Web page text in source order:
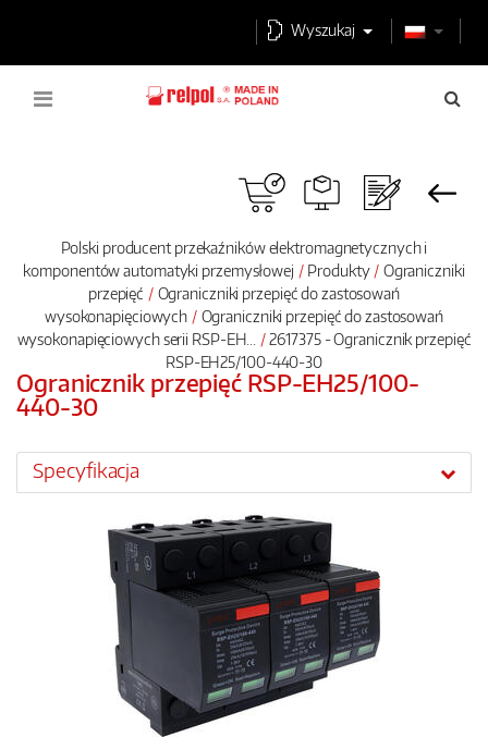
Wyszukaj
Polski producent przekaźników elektromagnetycznych i
komponentów automatyki przemysłowej
Produkty
Ograniczniki
przepięć
Ograniczniki przepięć do zastosowań
wysokonapięciowych
Ograniczniki przepięć do zastosowań
wysokonapięciowych serii RSP-EH...
2617375 - Ogranicznik przepięć
RSP-EH25/100-440-30
Ogranicznik przepięć RSP-EH25/100-
440-30
Specyfikacja